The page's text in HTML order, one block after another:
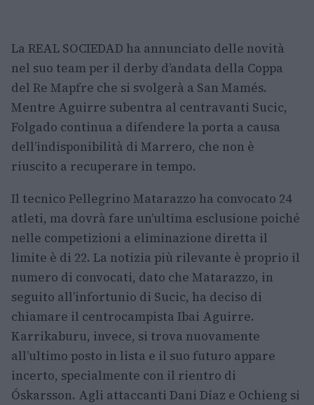
La REAL SOCIEDAD ha annunciato delle novità
nel suo team per il derby d’andata della Coppa
del Re Mapfre che si svolgerà a San Mamés.
Mentre Aguirre subentra al centravanti Sucic,
Folgado continua a difendere la porta a causa
dell’indisponibilità di Marrero, che non è
riuscito a recuperare in tempo.
Il tecnico Pellegrino Matarazzo ha convocato 24
atleti, ma dovrà fare un’ultima esclusione poiché
nelle competizioni a eliminazione diretta il
limite è di 22. La notizia più rilevante è proprio il
numero di convocati, dato che Matarazzo, in
seguito all’infortunio di Sucic, ha deciso di
chiamare il centrocampista Ibai Aguirre.
Karrikaburu, invece, si trova nuovamente
all’ultimo posto in lista e il suo futuro appare
incerto, specialmente con il rientro di
Óskarsson. Agli attaccanti Dani Díaz e Ochieng si